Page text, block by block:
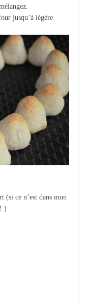
jusqu’à légère
ce n’est dans mon
)